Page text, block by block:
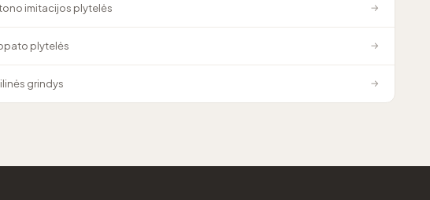
imitacijos plytelės →
plytelės →
grindys →